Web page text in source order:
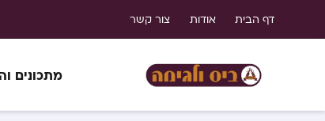
דף הבית אודות צור קשר
מתכונים